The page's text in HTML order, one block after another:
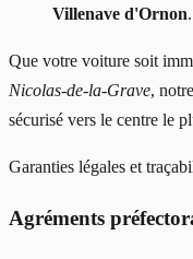
Villenave d'Ornon.
Que votre voiture soit
Nicolas-de-la-Grave,
sécurisé vers le centre le
Garanties légales et
Agréments